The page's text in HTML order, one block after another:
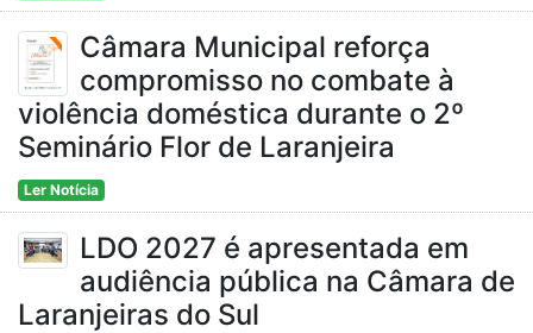
Câmara Municipal reforça
compromisso no combate à
violência doméstica durante o 2º
Seminário Flor de Laranjeira
Ler Notícia
LDO 2027 é apresentada em
audiência pública na Câmara de
Laranjeiras do Sul